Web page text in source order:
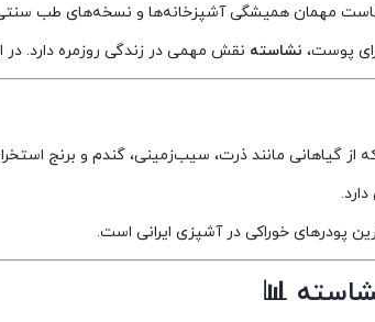
مهمان همیشگی آشپزخانه‌ها و نسخه‌های طب سنتی
پوست، نشاسته نقش مهمی در زندگی روزمره دارد. در
گیاهانی مانند ذرت، سیب‌زمینی، گندم و برنج
پودرهای خوراکی در آشپزی ایرانی است.
📊